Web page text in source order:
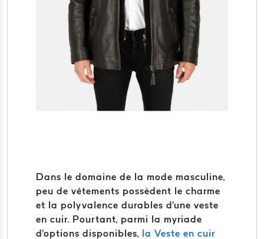
Dans le domaine de la mode masculine,
peu de vêtements possèdent le charme
et la polyvalence durables d'une veste
en cuir. Pourtant, parmi la myriade
d'options disponibles, la Veste en cuir